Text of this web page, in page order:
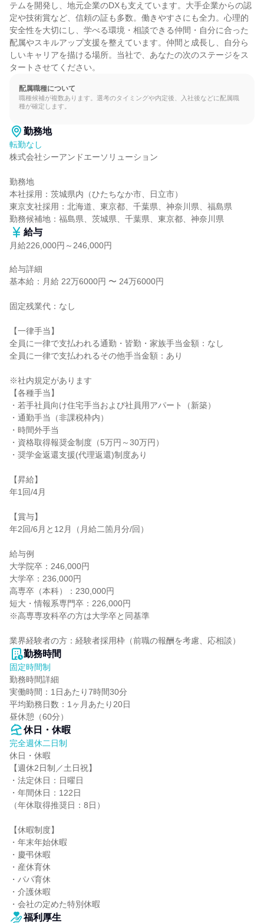
テムを開発し、地元企業のDXも支えています。大手企業からの認
定や技術賞など、信頼の証も多数。働きやすさにも全力。心理的
安全性を大切にし、学べる環境・相談できる仲間・自分に合った
配属やスキルアップ支援を整えています。仲間と成長し、自分ら
しいキャリアを描ける場所。当社で、あなたの次のステージをス
タートさせてください。
配属職種について
職種候補が複数あります。選考のタイミングや内定後、入社後などに配属職
種が確定します。
勤務地
転勤なし
株式会社シーアンドエーソリューション
勤務地
本社採用：茨城県内（ひたちなか市、日立市）
東京支社採用：北海道、東京都、千葉県、神奈川県、福島県
勤務候補地：福島県、茨城県、千葉県、東京都、神奈川県
給与
月給226,000円～246,000円
給与詳細
基本給：月給 22万6000円 〜 24万6000円
固定残業代：なし
【一律手当】
全員に一律で支払われる通勤・皆勤・家族手当金額：なし
全員に一律で支払われるその他手当金額：あり
※社内規定があります
【各種手当】
・若手社員向け住宅手当および社員用アパート（新築）
・通勤手当（非課税枠内）
・時間外手当
・資格取得報奨金制度（5万円～30万円）
・奨学金返還支援(代理返還)制度あり
【昇給】
年1回/4月
【賞与】
年2回/6月と12月（月給二箇月分/回）
給与例
大学院卒：246,000円
大学卒：236,000円
高専卒（本科）：230,000円
短大・情報系専門卒：226,000円
※高専専攻科卒の方は大学卒と同基準
業界経験者の方：経験者採用枠（前職の報酬を考慮、応相談）
勤務時間
固定時間制
勤務時間詳細
実働時間：1日あたり7時間30分
平均勤務日数：1ヶ月あたり20日
昼休憩（60分）
休日・休暇
完全週休二日制
休日・休暇
【週休2日制／土日祝】
・法定休日：日曜日
・年間休日：122日
（年休取得推奨日：8日）
【休暇制度】
・年末年始休暇
・慶弔休暇
・産休育休
・パパ育休
・介護休暇
・会社の定めた特別休暇
福利厚生